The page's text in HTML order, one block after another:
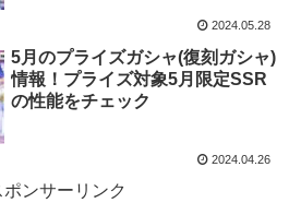
2024.05.28
5月のプライズガシャ(復刻ガシャ)
情報！プライズ対象5月限定SSR
の性能をチェック
2024.04.26
ポンサーリンク